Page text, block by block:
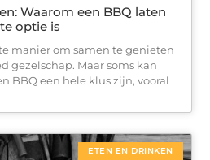
Waarom een BBQ laten
optie is
manier om samen te genieten
gezelschap. Maar soms kan
BBQ een hele klus zijn, vooral
ETEN EN DRINKEN